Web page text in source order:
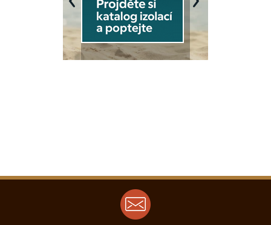
Previous Next